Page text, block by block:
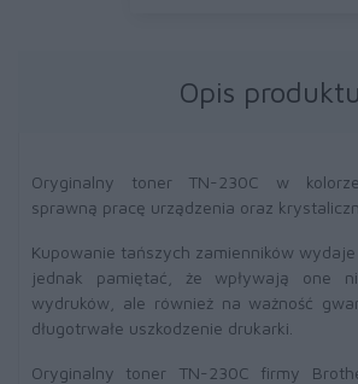
Opis produktu
Oryginalny toner TN-230C w
sprawną pracę urządzenia oraz
Kupowanie tańszych zamienników
jednak pamiętać, że wpływają one
wydruków, ale również na ważność
długotrwałe uszkodzenie drukarki.
Oryginalny toner TN-230C firmy